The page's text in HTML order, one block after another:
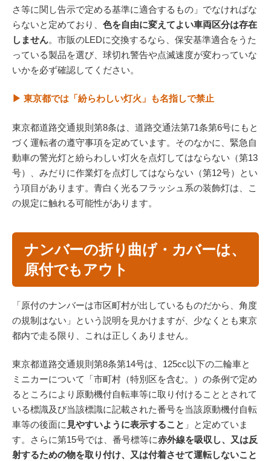
さ等に関し告示で定める基準に適合するもの」でなければな
らないと定めており、 色を自由に変えてよい車両区分は存在
しません。市販のLEDに交換するなら、保安基準適合をうた
っている製品を選び、球切れ警告や点滅速度が変わっていな
いかを必ず確認してください。
▶ 東京都では「紛らわしい灯火」も名指しで禁止
東京都道路交通規則第8条は、道路交通法第71条第6号にもと
づく運転者の遵守事項を定めています。そのなかに、緊急自
動車の警光灯と紛らわしい灯火を点灯してはならない（第13
号）、みだりに作業灯を点灯してはならない（第12号）とい
う項目があります。青白く光るフラッシュ系の装飾灯は、こ
の規定に触れる可能性があります。
ナンバーの折り曲げ・カバーは、
原付でもアウト
「原付のナンバーは市区町村が出しているものだから、角度
の規制はない」という説明を見かけますが、少なくとも東京
都内で走る限り、これは正しくありません。
東京都道路交通規則第8条第14号は、125cc以下の二輪車と
ミニカーについて「市町村（特別区を含む。）の条例で定め
るところにより原動機付自転車等に取り付けることとされて
いる標識及び当該標識に記載された番号を当該原動機付自転
車等の後面に見やすいように表示すること 」と定めていま
す。さらに第15号では、番号標等に赤外線を吸収し、又は反
射するための物を取り付け、又は付着させて運転しないこと